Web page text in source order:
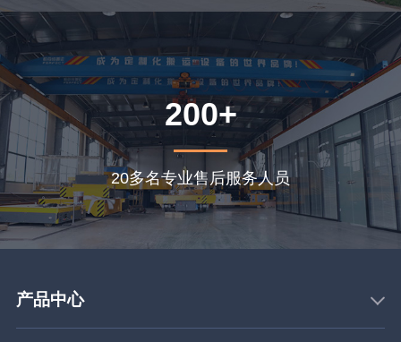
200+
20多名专业售后服务人员
产品中心